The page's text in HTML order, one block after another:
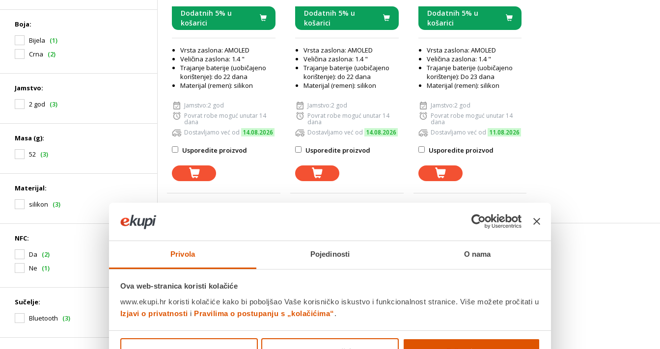
Privola Pojedinosti O nama
Ova web-stranica koristi kolačiće
www.ekupi.hr koristi kolačiće kako bi poboljšao Vaše korisničko iskustvo i funkcionalnost stranice. Više možete pročitati u
Izjavi o privatnosti i Pravilima o postupanju s „kolačićima“.
Boja:
Bijela
(1)
Crna
(2)
Jamstvo:
2 god
(3)
Masa (g):
52 (3)
Materijal:
silikon
(3)
NFC:
Da
(2)
Ne
(1)
Sučelje:
Bluetooth
(3)
Dodatnih 5% u
košarici
Vrsta zaslona: AMOLED
Veličina zaslona: 1.4 "
Trajanje baterije (uobičajeno
korištenje): do 22 dana
Materijal (remen): silikon
Jamstvo:2 god
Povrat robe moguć unutar 14
dana
Dostavljamo već od 14.08.2026
Usporedite proizvod
Dodatnih 5% u
košarici
Vrsta zaslona: AMOLED
Veličina zaslona: 1.4 "
Trajanje baterije (uobičajeno
korištenje): do 22 dana
Materijal (remen): silikon
Jamstvo:2 god
Povrat robe moguć unutar 14
dana
Dostavljamo već od 14.08.2026
Usporedite proizvod
Dodatnih 5% u
košarici
Vrsta zaslona: AMOLED
Veličina zaslona: 1.4 "
Trajanje baterije (uobičajeno
korištenje): Do 23 dana
Materijal (remen): silikon
Jamstvo:2 god
Povrat robe moguć unutar 14
dana
Dostavljamo već od 11.08.2026
Usporedite proizvod
Sortiranje po: